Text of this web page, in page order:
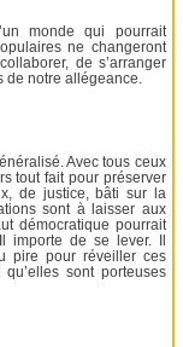
monde qui pourrait
ne changeront
de s’arranger
de notre allégeance.
Avec tous ceux
tout fait pour préserver
de justice, bâti sur la
sont à laisser aux
démocratique pourrait
importe de se lever. Il
pire pour réveiller ces
sont porteuses